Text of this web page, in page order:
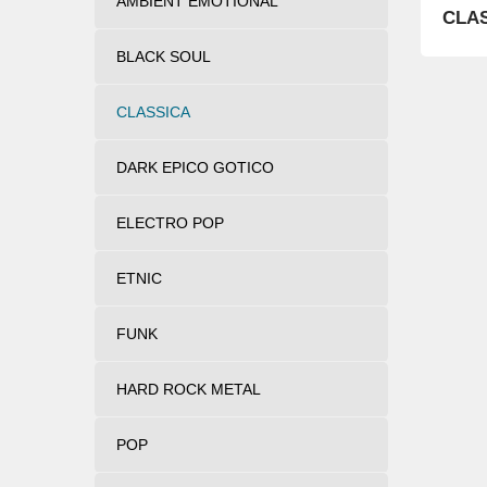
BLACK SOUL
CLASSICA
DARK EPICO GOTICO
ELECTRO POP
ETNIC
FUNK
HARD ROCK METAL
POP